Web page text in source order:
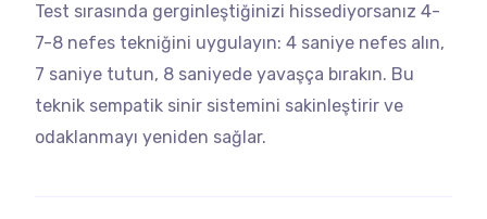
Test sırasında gerginleştiğinizi hissediyorsanız 4-
7-8 nefes tekniğini uygulayın: 4 saniye nefes alın,
7 saniye tutun, 8 saniyede yavaşça bırakın. Bu
teknik sempatik sinir sistemini sakinleştirir ve
odaklanmayı yeniden sağlar.